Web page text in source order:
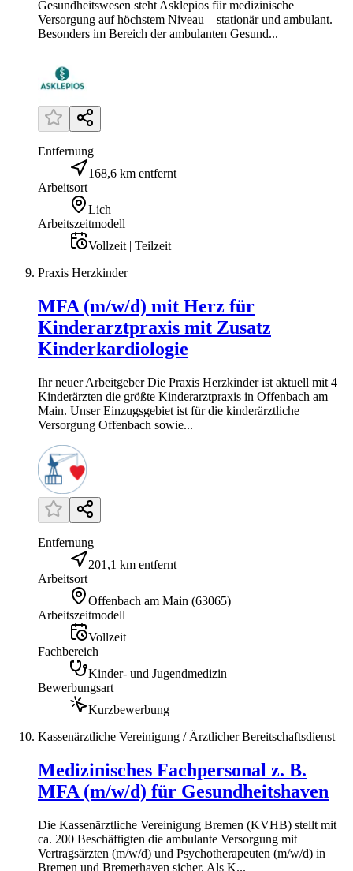
Gesundheitswesen steht Asklepios für medizinische
Versorgung auf höchstem Niveau – stationär und ambulant.
Besonders im Bereich der ambulanten Gesund...
Entfernung
168,6 km entfernt
Arbeitsort
Lich
Arbeitszeitmodell
Vollzeit | Teilzeit
Praxis Herzkinder
MFA (m/w/d) mit Herz für
Kinderarztpraxis mit Zusatz
Kinderkardiologie
Ihr neuer Arbeitgeber Die Praxis Herzkinder ist aktuell mit 4
Kinderärzten die größte Kinderarztpraxis in Offenbach am
Main. Unser Einzugsgebiet ist für die kinderärztliche
Versorgung Offenbach sowie...
Entfernung
201,1 km entfernt
Arbeitsort
Offenbach am Main (63065)
Arbeitszeitmodell
Vollzeit
Fachbereich
Kinder- und Jugendmedizin
Bewerbungsart
Kurzbewerbung
Kassenärztliche Vereinigung / Ärztlicher Bereitschaftsdienst
Medizinisches Fachpersonal z. B.
MFA (m/w/d) für Gesundheitshaven
Die Kassenärztliche Vereinigung Bremen (KVHB) stellt mit
ca. 200 Beschäftigten die ambulante Versorgung mit
Vertragsärzten (m/w/d) und Psychotherapeuten (m/w/d) in
Bremen und Bremerhaven sicher. Als K...